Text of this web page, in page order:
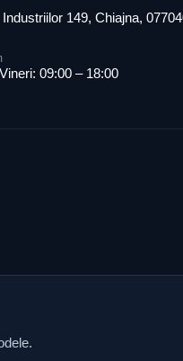
149, Chiajna,
09:00 – 18:00